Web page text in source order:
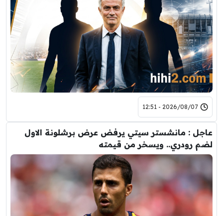
2026/08/07 - 12:51
عاجل : مانشستر سيتي يرفض عرض برشلونة الاول
لضم رودري.. ويسخر من قيمته